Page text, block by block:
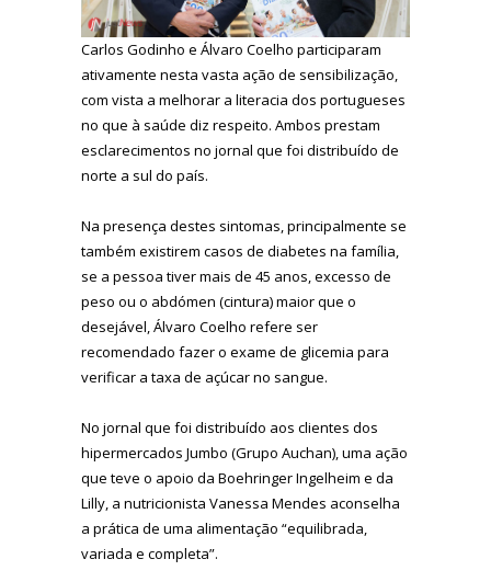
Carlos Godinho e Álvaro Coelho participaram
ativamente nesta vasta ação de sensibilização,
com vista a melhorar a literacia dos portugueses
no que à saúde diz respeito. Ambos prestam
esclarecimentos no jornal que foi distribuído de
norte a sul do país.
Na presença destes sintomas, principalmente se
também existirem casos de diabetes na família,
se a pessoa tiver mais de 45 anos, excesso de
peso ou o abdómen (cintura) maior que o
desejável, Álvaro Coelho refere ser
recomendado fazer o exame de glicemia para
verificar a taxa de açúcar no sangue.
No jornal que foi distribuído aos clientes dos
hipermercados Jumbo (Grupo Auchan), uma ação
que teve o apoio da Boehringer Ingelheim e da
Lilly, a nutricionista Vanessa Mendes aconselha
a prática de uma alimentação “equilibrada,
variada e completa”.